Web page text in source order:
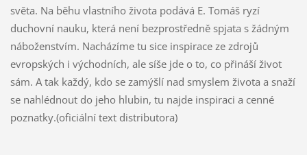
světa. Na běhu vlastního života podává E. Tomáš ryzí
duchovní nauku, která není bezprostředně spjata s žádným
náboženstvím. Nacházíme tu sice inspirace ze zdrojů
evropských i východních, ale síše jde o to, co přináší život
sám. A tak každý, kdo se zamýšlí nad smyslem života a snaží
se nahlédnout do jeho hlubin, tu najde inspiraci a cenné
poznatky.(oficiální text distributora)